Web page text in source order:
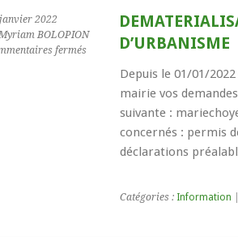
2022
BOLOPION
ferméssur
AUTORISATIONS
D’URBANISME
D’URBANISME
Depuis le 01/01/
mairie vos
suivante :
concernés : permis
déclarations
Catégories : Information